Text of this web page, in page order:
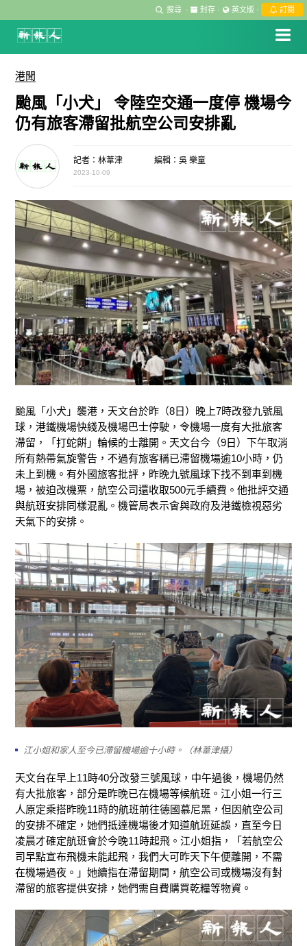
搜尋 · 封存 · 英文版 · 訂閱
港聞
颱風「小犬」 令陸空交通一度停 機場今
仍有旅客滯留批航空公司安排亂
記者：林葦津 編輯：吳 樂童
2023-10-09
颱風 「 小犬 」 襲港，天文台於昨 （8日） 晚上7時改發九號風
球 ，港鐵機場快綫及機場巴士停駛 ， 令機場一度有大批旅客
滯留，「打蛇餠」輪候的士離開 。 天文台今 （9日） 下午取消
所有熱帶氣旋警告 ， 不過有旅客稱已滯留機場逾10小時 ，仍
未上到機。 有外國旅客批評 ， 昨晚九號風球下找不到 車到機
場，被迫改機票， 航空公司還收取500元手續費。他批評交通
與航班安排同樣混亂 。 機管局表示會與政府及港鐵檢視惡劣
天氣下的安排。
江小姐和家人至今已滯留機場逾十小時。（林葦津攝）
天文台在早上11時40分改發三號風球，中午過後，機場仍然
有大批旅客，部分是昨晚已在機場等候航班。 江小姐一行三
人原定乘搭昨晚11時的航班前往德國慕尼黑 ， 但因航空公司
的安排不確定，她們抵達機場後才知道航班延誤，直至今日
凌晨才確定航班會於今晚11時起飛。江小姐指， 「若航空公
司早點宣布飛機未能起飛 ， 我們大可昨天下午便離開 ，不需
在機場過夜 。 」 她續指在滯留期間， 航空公司或機場沒有對
滯留的旅客提供安排 ， 她們需自費購買乾糧等物資 。